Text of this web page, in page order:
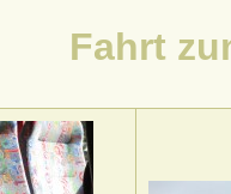
Fahrt